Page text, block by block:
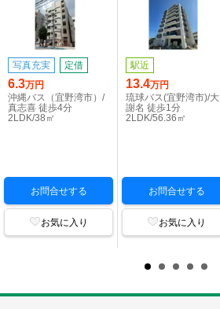
写真充実 定借
6.3万円
沖縄バス（宜野湾市）/
真志喜 徒歩4分
2LDK/38㎡
お問合せする
お気に入り
駅近
13.4万円
琉球バス(宜野湾市)/大
謝名 徒歩1分
2LDK/56.36㎡
お問合せする
お気に入り